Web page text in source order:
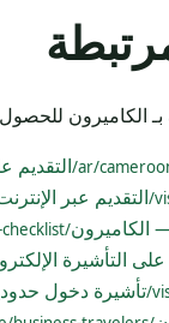
بـ الكاميرون
التقديم
التقديم عبر
الكاميرون/ar/cameroon-visa/application/documents-checklist/
التأشيرة
تأشيرة دخول